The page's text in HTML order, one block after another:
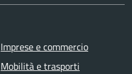
Imprese e commercio
Mobilità e trasporti